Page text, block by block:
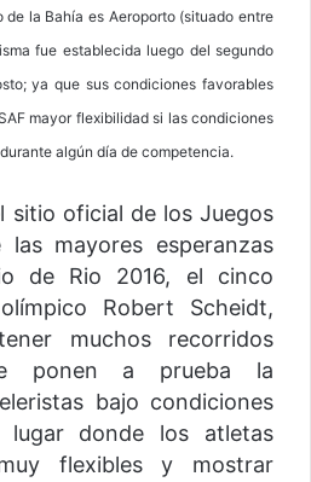
de la Bahía es Aeroporto (situado entre
fue establecida luego del segundo
ya que sus condiciones favorables
mayor flexibilidad si las condiciones
algún día de competencia.
sitio oficial de los Juegos
las mayores esperanzas
de Rio 2016, el cinco
Robert Scheidt,
muchos recorridos
ponen a prueba la
bajo condiciones
lugar donde los atletas
flexibles y mostrar